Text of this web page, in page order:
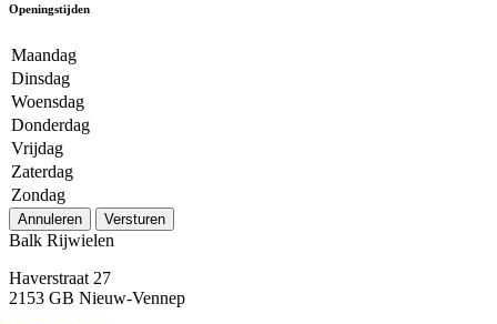
Openingstijden
Maandag
Dinsdag
Woensdag
Donderdag
Vrijdag
Zaterdag
Zondag
Annuleren Versturen
Balk Rijwielen
Haverstraat 27
2153 GB Nieuw-Vennep